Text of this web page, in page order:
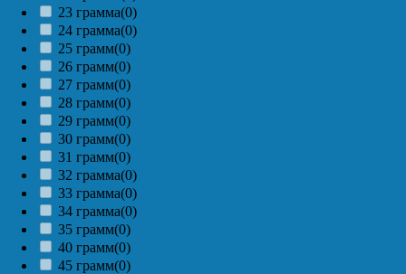
23 грамма(0)
24 грамма(0)
25 грамм(0)
26 грамм(0)
27 грамм(0)
28 грамм(0)
29 грамм(0)
30 грамм(0)
31 грамм(0)
32 грамма(0)
33 грамма(0)
34 грамма(0)
35 грамм(0)
40 грамм(0)
45 грамм(0)